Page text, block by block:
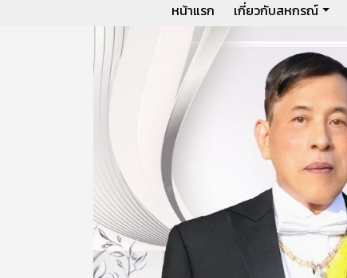
หน้าแรก เกี่ยวกับสหกรณ์